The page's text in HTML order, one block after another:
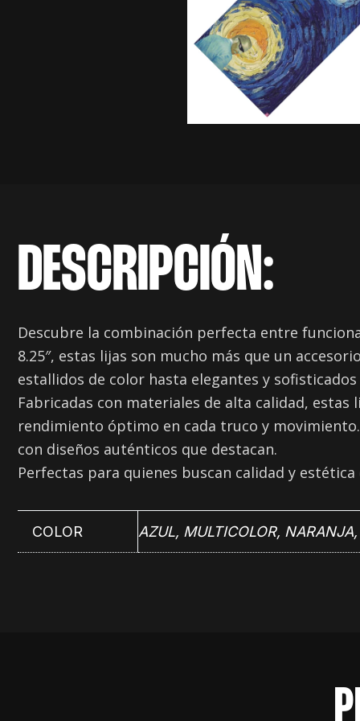
DESCRIPCIÓN:
Descubre la combinación perfecta entre
8.25″, estas lijas son mucho más que un
estallidos de color hasta elegantes y
Fabricadas con materiales de alta calidad,
rendimiento óptimo en cada truco y
con diseños auténticos que destacan.
Perfectas para quienes buscan calidad y
COLOR AZUL, MULTICOLOR, NARANJA,